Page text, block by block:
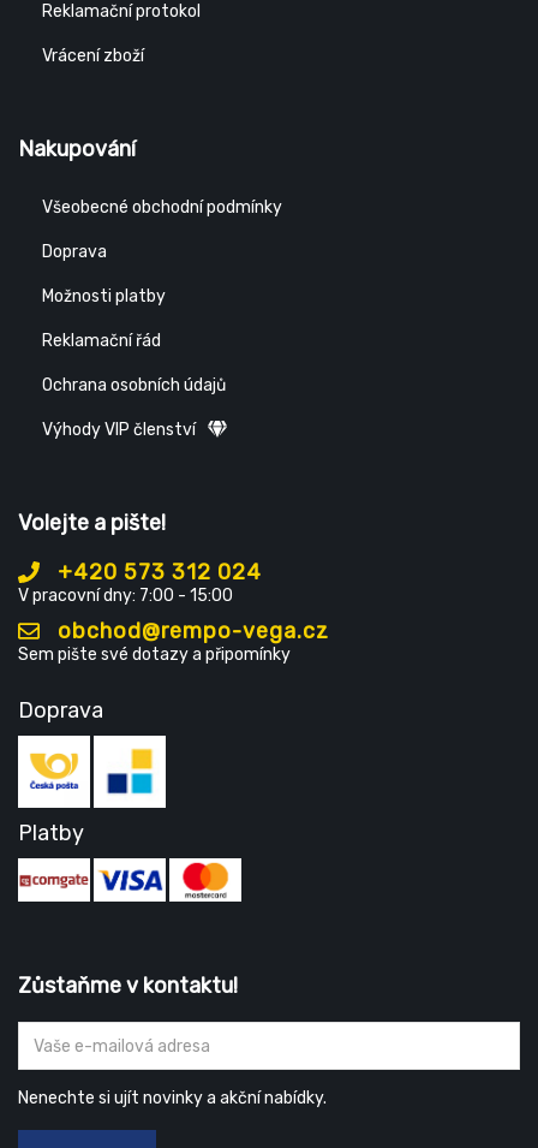
Reklamační protokol
Vrácení zboží
Nakupování
Všeobecné obchodní podmínky
Doprava
Možnosti platby
Reklamační řád
Ochrana osobních údajů
Výhody VIP členství
Volejte a pište!
+420 573 312 024
V pracovní dny: 7:00 - 15:00
obchod@rempo-vega.cz
Sem pište své dotazy a připomínky
Doprava
Platby
Zůstaňme v kontaktu!
Nenechte si ujít novinky a akční nabídky.